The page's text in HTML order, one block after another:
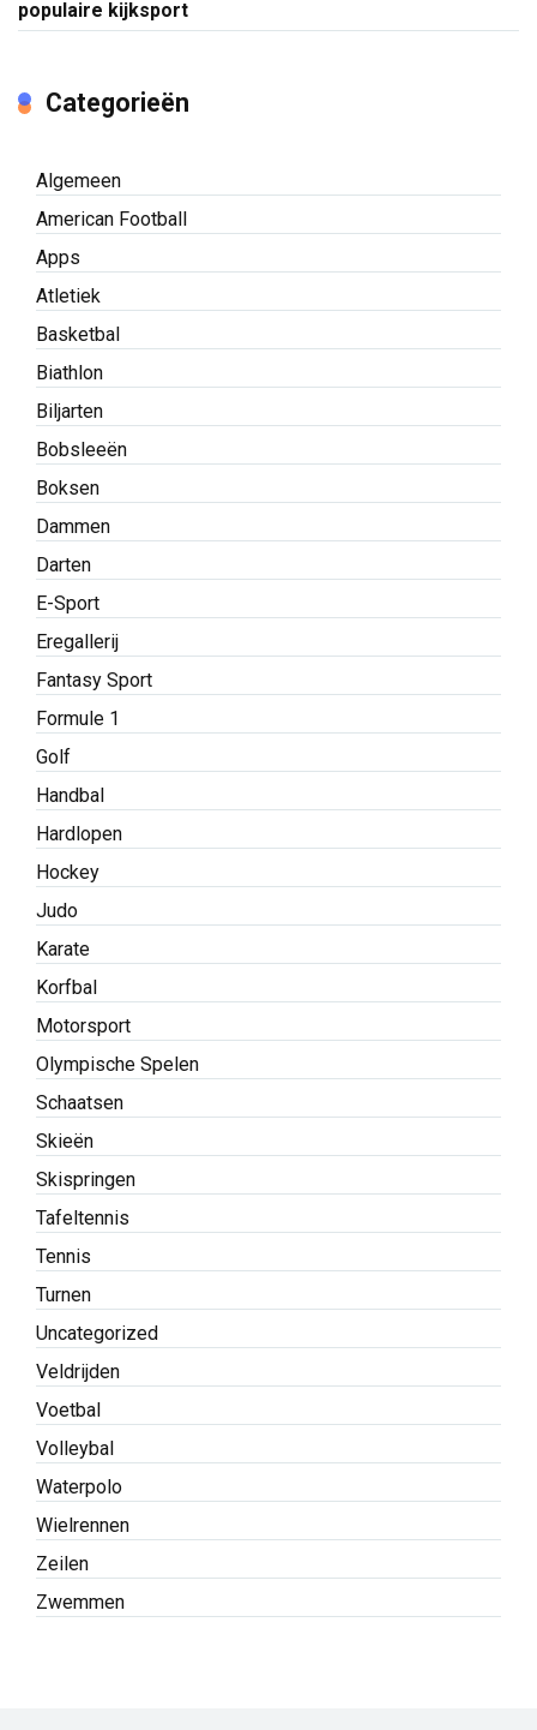
populaire kijksport
Categorieën
Algemeen
American Football
Apps
Atletiek
Basketbal
Biathlon
Biljarten
Bobsleeën
Boksen
Dammen
Darten
E-Sport
Eregallerij
Fantasy Sport
Formule 1
Golf
Handbal
Hardlopen
Hockey
Judo
Karate
Korfbal
Motorsport
Olympische Spelen
Schaatsen
Skieën
Skispringen
Tafeltennis
Tennis
Turnen
Uncategorized
Veldrijden
Voetbal
Volleybal
Waterpolo
Wielrennen
Zeilen
Zwemmen